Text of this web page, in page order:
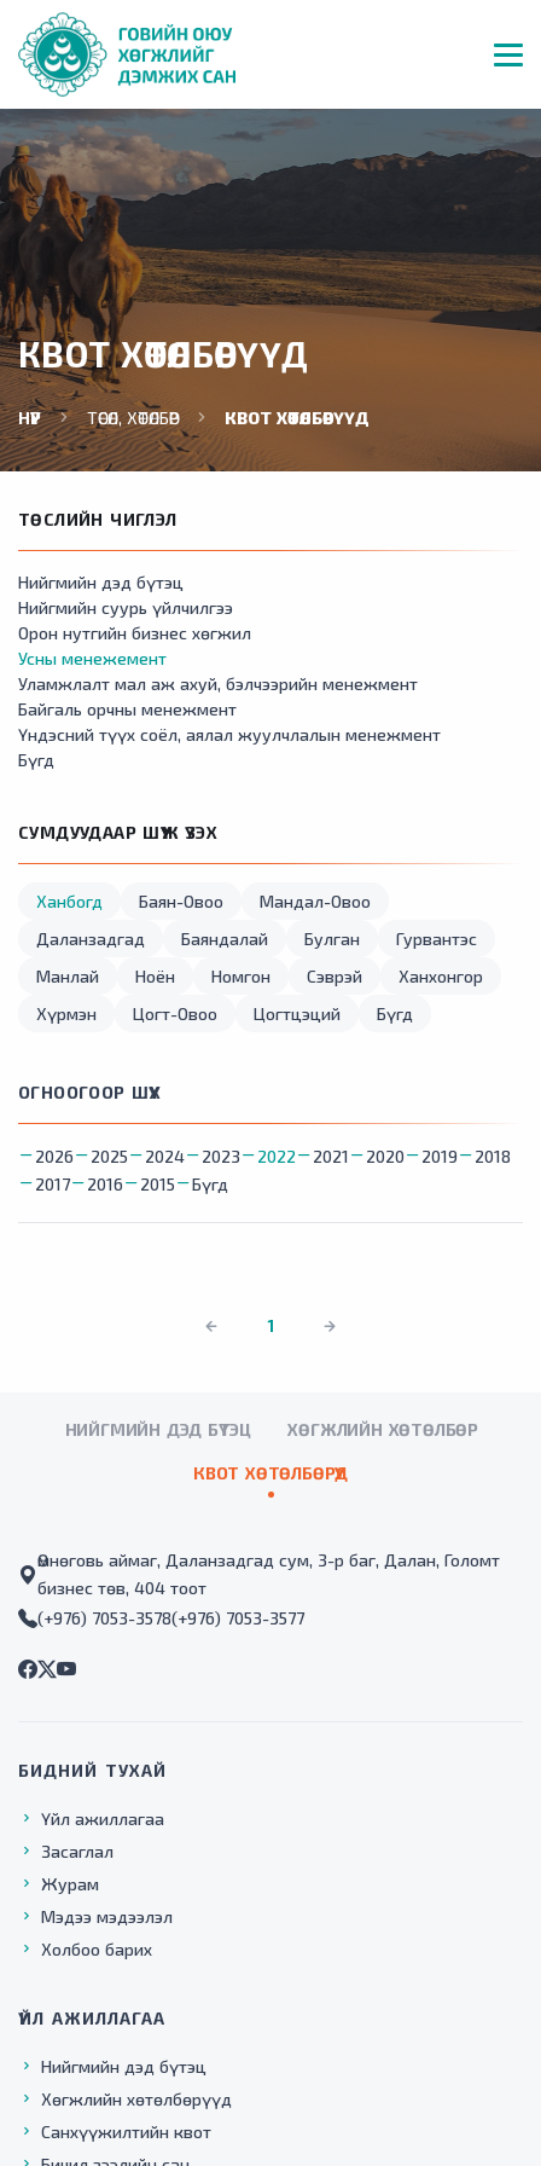
КВОТ ХӨТӨЛБӨРҮҮД
НҮҮР ТӨСӨЛ, ХӨТӨЛБӨР КВОТ ХӨТӨЛБӨРҮҮД
ТӨСЛИЙН ЧИГЛЭЛ
Нийгмийн дэд бүтэц
Нийгмийн суурь үйлчилгээ
Орон нутгийн бизнес хөгжил
Усны менежемент
Уламжлалт мал аж ахуй, бэлчээрийн менежмент
Байгаль орчны менежмент
Үндэсний түүх соёл, аялал жуулчлалын менежмент
Бүгд
СУМДУУДААР ШҮҮЖ ҮЗЭХ
Ханбогд Баян-Овоо
Мандал-Овоо
Даланзадгад
Баяндалай Булган
Гурвантэс
Манлай
Ноён Номгон Сэврэй
Ханхонгор
Хүрмэн
Цогт-Овоо Цогтцэций Бүгд
ОГНООГООР ШҮҮХ
2026 2025 2024 2023 2022 2021 2020 2019
2018
2017
2016 2015 Бүгд
1
НИЙГМИЙН ДЭД БҮТЭЦ ХӨГЖЛИЙН ХӨТӨЛБӨР
КВОТ ХӨТӨЛБӨРҮҮД
Өмнөговь аймаг, Даланзадгад сум, 3-р баг, Далан, Голомт
бизнес төв, 404 тоот
(+976) 7053-3578(+976) 7053-3577
БИДНИЙ ТУХАЙ
Үйл ажиллагаа
Засаглал
Журам
Мэдээ мэдээлэл
Холбоо барих
ҮЙЛ АЖИЛЛАГАА
Нийгмийн дэд бүтэц
Хөгжлийн хөтөлбөрүүд
Санхүүжилтийн квот